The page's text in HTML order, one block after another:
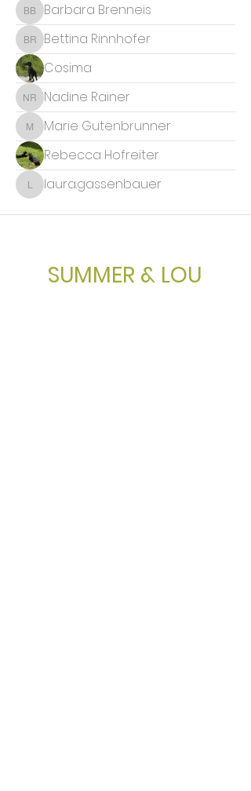
Barbara Brenneis
Barbara Brenneis
Bettina Rinnhofer
Bettina Rinnhofer
Cosima
Nadine Rainer
Nadine Rainer
Marie Gutenbrunner
Marie Gutenbrunner
Rebecca Hofreiter
laura.gassenbauer
laura.gassenbauer
SUMMER & LOU